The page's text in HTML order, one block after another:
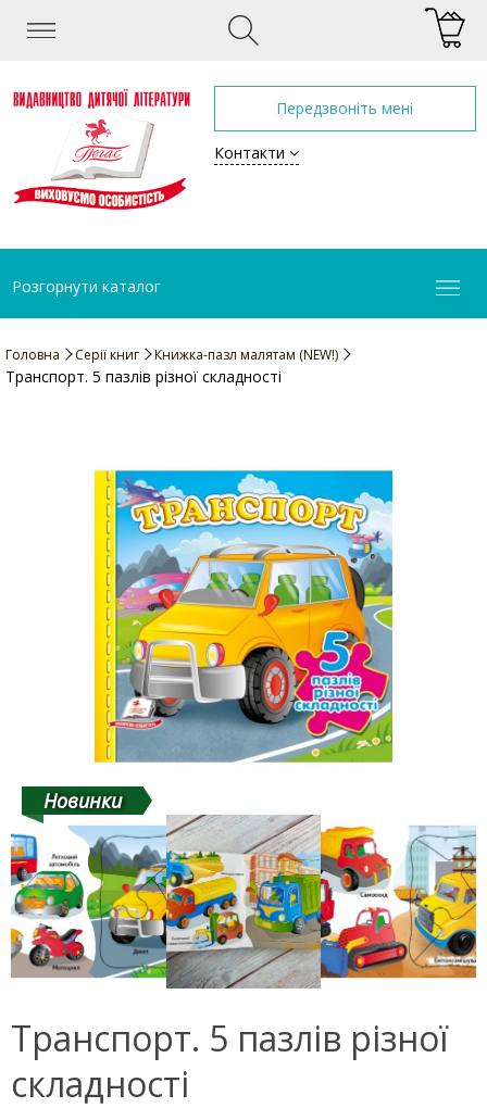
Передзвоніть мені
Контакти
Розгорнути каталог
Головна Серії книг Книжка-пазл малятам (NEW!)
Транспорт. 5 пазлів різної складності
Новинки
Транспорт. 5 пазлів різної
складності